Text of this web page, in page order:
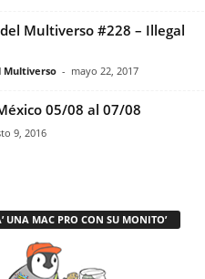
Multiverso #228 – Illegal
Multiverso - mayo 22, 2017
05/08 al 07/08
9, 2016
UNA MAC PRO CON SU MONITO’